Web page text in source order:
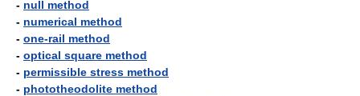
- null method
- numerical method
- one-rail method
- optical square method
- permissible stress method
- phototheodolite method